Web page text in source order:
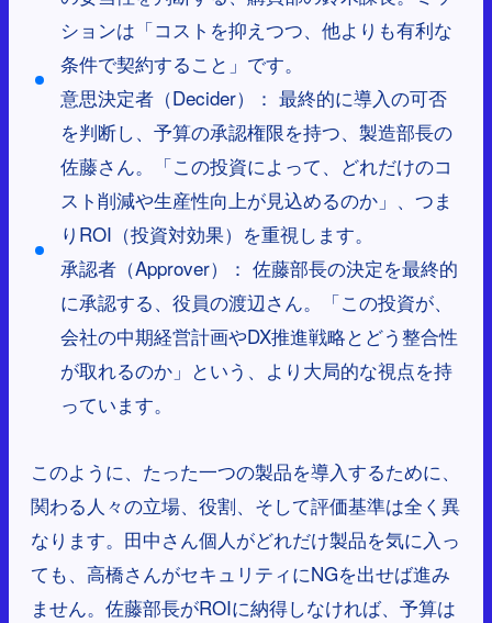
ションは「コストを抑えつつ、他よりも有利な
条件で契約すること」です。
意思決定者（Decider）： 最終的に導入の可否
を判断し、予算の承認権限を持つ、製造部長の
佐藤さん。「この投資によって、どれだけのコ
スト削減や生産性向上が見込めるのか」、つま
りROI（投資対効果）を重視します。
承認者（Approver）： 佐藤部長の決定を最終的
に承認する、役員の渡辺さん。「この投資が、
会社の中期経営計画やDX推進戦略とどう整合性
が取れるのか」という、より大局的な視点を持
っています。
このように、たった一つの製品を導入するために、
関わる人々の立場、役割、そして評価基準は全く異
なります。田中さん個人がどれだけ製品を気に入っ
ても、高橋さんがセキュリティにNGを出せば進み
ません。佐藤部長がROIに納得しなければ、予算は